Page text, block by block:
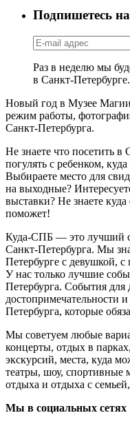
Подпишетесь
Раз в неделю мы
в Санкт-Петербурге.
Новый год в Музее
режим работы,
Санкт-Петербурга.
Не знаете что посетить в
погулять с ребенком,
Выбираете место для
на выходные?
выставки? Не знаете
поможет!
Куда-СПБ — это лучший
Санкт-Петербурга. Мы
Петербурге с девушкой,
У нас только лучшие
Петербурга. События
достопримечательности
Петербурга, которые
Мы советуем любые
концерты, отдых в
экскурсий, места, куда
театры, шоу, спортивные
отдыха и отдыха с
Мы в социальных сетях